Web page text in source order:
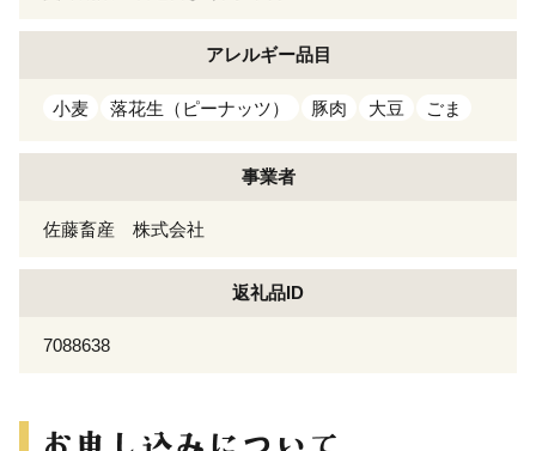
アレルギー品目
小麦 落花生（ピーナッツ） 豚肉 大豆 ごま
事業者
佐藤畜産 株式会社
返礼品ID
7088638